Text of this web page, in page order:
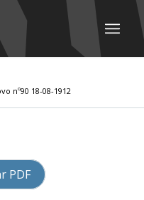
nº90 18-08-1912
PDF